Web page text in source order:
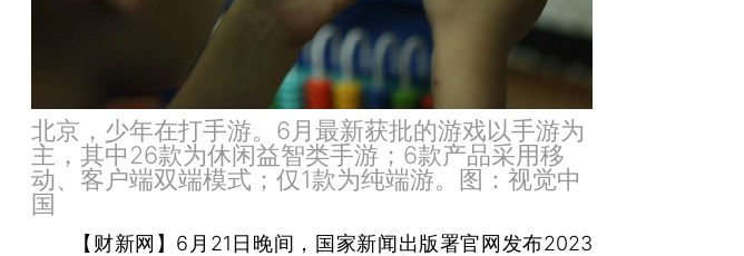
北京，少年在打手游。6月最新获批的游戏以手游为
主，其中26款为休闲益智类手游；6款产品采用移
动、客户端双端模式；仅1款为纯端游。图：视觉中
国
【财新网】 6月21日晚间，国家新闻出版署官网发布2023